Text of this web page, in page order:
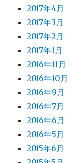
2017年4月
2017年3月
2017年2月
2017年1月
2016年11月
2016年10月
2016年9月
2016年7月
2016年6月
2016年5月
2015年6月